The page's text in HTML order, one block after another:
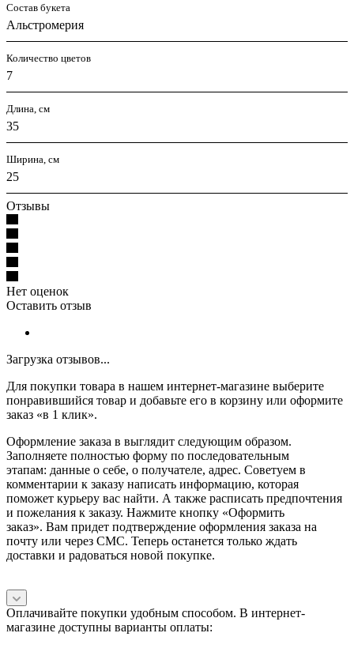
Состав букета
Альстромерия
Количество цветов
7
Длина, см
35
Ширина, см
25
Отзывы
Нет оценок
Оставить отзыв
Загрузка отзывов...
Для покупки товара в нашем интернет-магазине выберите
понравившийся товар и добавьте его в корзину или оформите
заказ «в 1 клик».
Оформление заказа в выглядит следующим образом.
Заполняете полностью форму по последовательным
этапам: данные о себе, о получателе, адрес. Советуем в
комментарии к заказу написать информацию, которая
поможет курьеру вас найти. А также расписать предпочтения
и пожелания к заказу. Нажмите кнопку «Оформить
заказ». Вам придет подтверждение оформления заказа на
почту или через СМС. Теперь останется только ждать
доставки и радоваться новой покупке.
Оплачивайте покупки удобным способом. В интернет-
магазине доступны варианты оплаты: